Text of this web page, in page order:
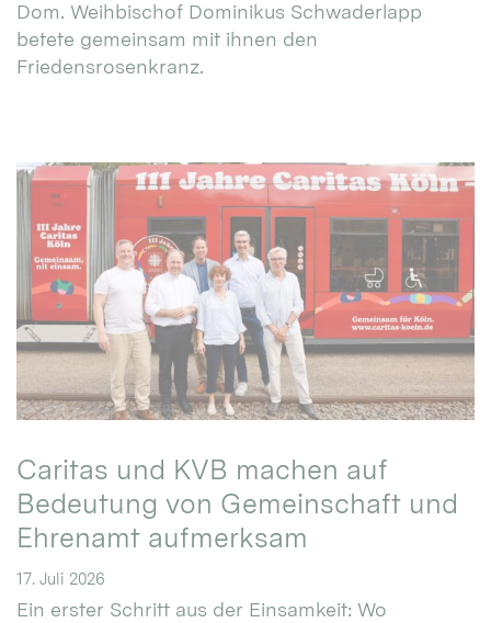
Dom. Weihbischof Dominikus Schwaderlapp
betete gemeinsam mit ihnen den
Friedensrosenkranz.
Caritas und KVB machen auf
Bedeutung von Gemeinschaft und
Ehrenamt aufmerksam
17. Juli 2026
Ein erster Schritt aus der Einsamkeit: Wo